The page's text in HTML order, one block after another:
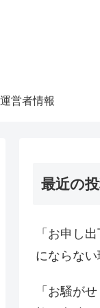
運営者情報
最近の
「お申し
にならな
「お騒が